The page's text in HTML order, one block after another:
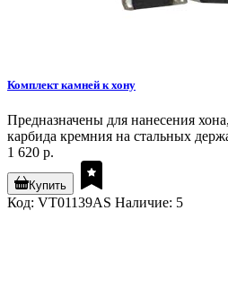
Комплект камней к хону
Предназначены для нанесения
карбида кремния на стальных
1 620 р.
Купить
Код: VT01139AS Наличие: 5